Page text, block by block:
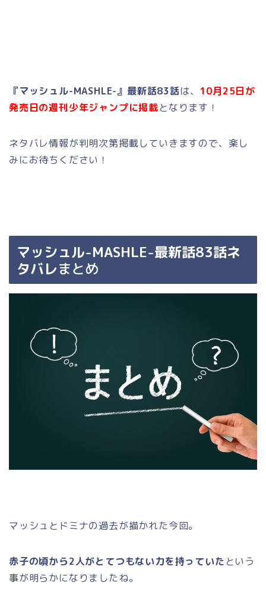
『マッシュル-MASHLE-』最新話83話は、 10月25日が
発売日の週刊少年ジャンプに掲載となります！
ネタバレ情報が判明次第掲載していきますので、楽し
みにお待ちください！
マッシュル-MASHLE-最新話83話ネ
タバレまとめ
マッシュとドミナの過去が描かれた今回。
赤子の頃から2人がとてつもない力を持っていたという
事が明らかになりましたね。